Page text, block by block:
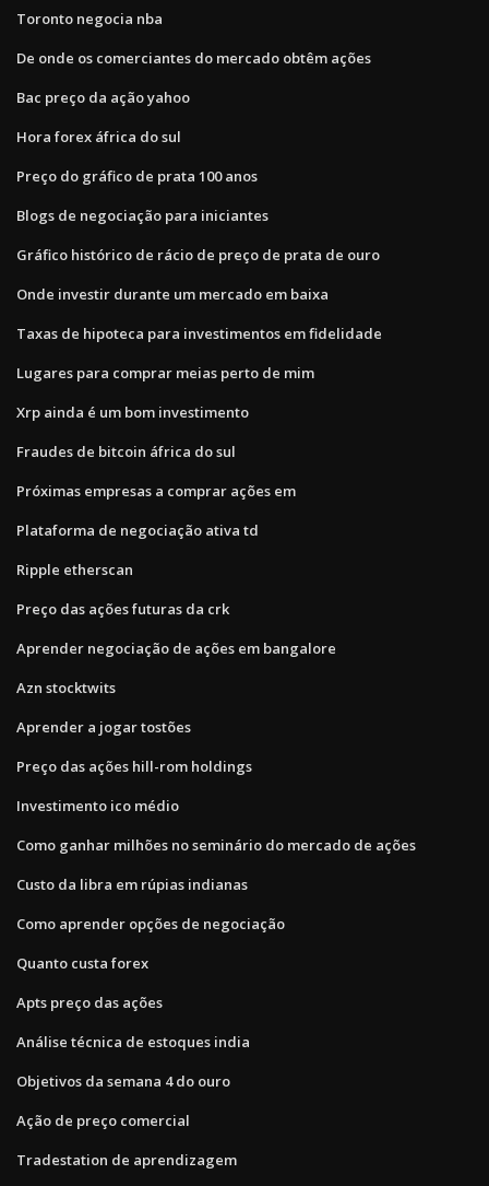
Toronto negocia nba
De onde os comerciantes do mercado obtêm ações
Bac preço da ação yahoo
Hora forex áfrica do sul
Preço do gráfico de prata 100 anos
Blogs de negociação para iniciantes
Gráfico histórico de rácio de preço de prata de ouro
Onde investir durante um mercado em baixa
Taxas de hipoteca para investimentos em fidelidade
Lugares para comprar meias perto de mim
Xrp ainda é um bom investimento
Fraudes de bitcoin áfrica do sul
Próximas empresas a comprar ações em
Plataforma de negociação ativa td
Ripple etherscan
Preço das ações futuras da crk
Aprender negociação de ações em bangalore
Azn stocktwits
Aprender a jogar tostões
Preço das ações hill-rom holdings
Investimento ico médio
Como ganhar milhões no seminário do mercado de ações
Custo da libra em rúpias indianas
Como aprender opções de negociação
Quanto custa forex
Apts preço das ações
Análise técnica de estoques india
Objetivos da semana 4 do ouro
Ação de preço comercial
Tradestation de aprendizagem